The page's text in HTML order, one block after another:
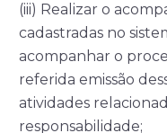
(iii) Realizar o
cadastradas no
acompanhar o
referida emissão
atividades
responsabilidade;